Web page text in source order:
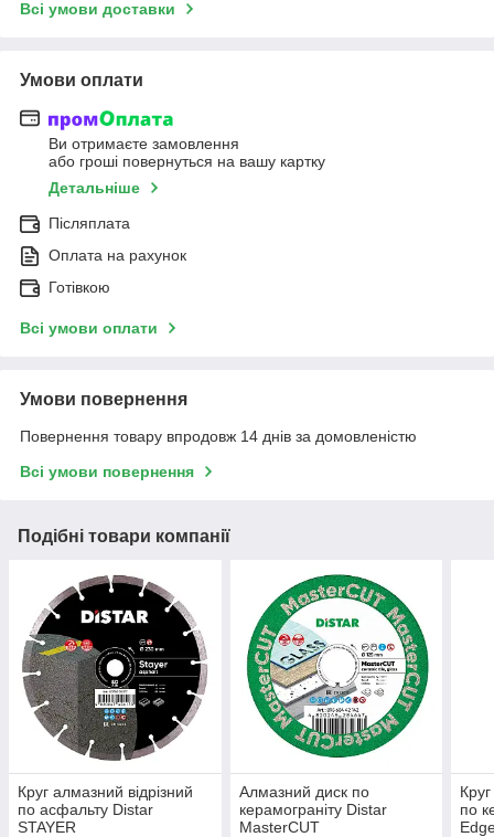
Всі умови доставки
Умови оплати
Ви отримаєте замовлення
або гроші повернуться на вашу картку
Детальніше
Післяплата
Оплата на рахунок
Готівкою
Всі умови оплати
Умови повернення
Повернення товару впродовж 14 днів за домовленістю
Всі умови повернення
Подібні товари компанії
Круг алмазний відрізний
по асфальту Distar
STAYER
Алмазний диск по
керамограніту Distar
MasterCUT
по